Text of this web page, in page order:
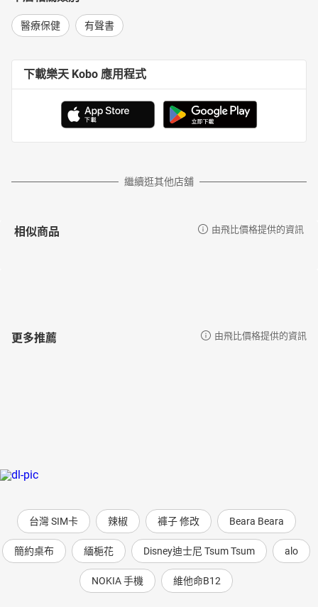
醫療保健 有聲書
下載樂天 Kobo 應用程式
繼續逛其他店舖
相似商品 由飛比價格提供的資訊
更多推薦 由飛比價格提供的資訊
台灣 SIM卡 辣椒 褲子 修改 Beara Beara
簡約桌布 緬梔花 Disney迪士尼 Tsum Tsum alo
NOKIA 手機 維他命B12